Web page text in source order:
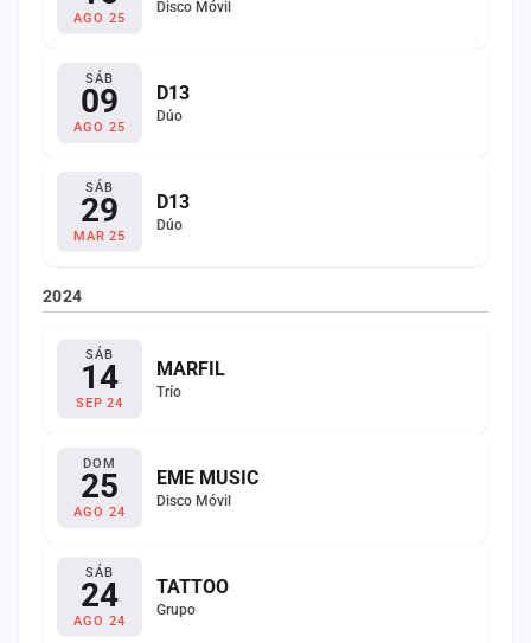
AGO 25
Disco Móvil
SÁB
09
AGO 25
D13
Dúo
SÁB
29
MAR 25
D13
Dúo
2024
SÁB
14
SEP 24
MARFIL
Trío
DOM
25
AGO 24
EME MUSIC
Disco Móvil
SÁB
24
AGO 24
TATTOO
Grupo